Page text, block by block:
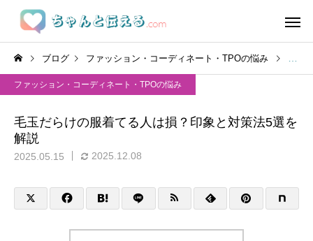
ブログ ファッション・コーディネート・TPOの悩み 毛玉
ファッション・コーディネート・TPOの悩み
毛玉だらけの服着てる人は損？印象と対策法5選を
解説
2025.05.15 2025.12.08